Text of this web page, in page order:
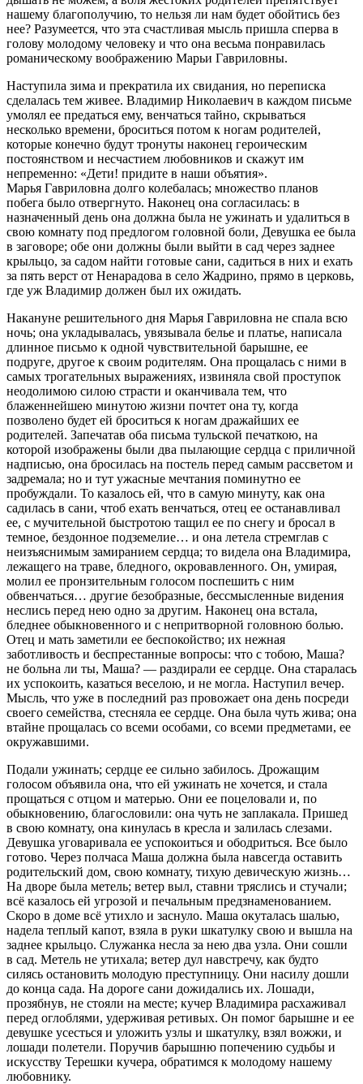
нашему благополучию, то нельзя ли нам будет обойтись без
нее? Разумеется, что эта счастливая мысль пришла сперва в
голову молодому человеку и что она весьма понравилась
романическому воображению Марьи Гавриловны.
Наступила зима и прекратила их свидания, но переписка
сделалась тем живее. Владимир Николаевич в каждом письме
умолял ее предаться ему, венчаться тайно, скрываться
несколько времени, броситься потом к ногам родителей,
которые конечно будут тронуты наконец героическим
постоянством и несчастием любовников и скажут им
непременно: «Дети! придите в наши объятия».
Марья Гавриловна долго колебалась; множество планов
побега было отвергнуто. Наконец она согласилась: в
назначенный день она должна была не ужинать и удалиться в
свою комнату под предлогом головной боли, Девушка ее была
в заговоре; обе они должны были выйти в сад через заднее
крыльцо, за садом найти готовые сани, садиться в них и ехать
за пять верст от Ненарадова в село Жадрино, прямо в церковь,
где уж Владимир должен был их ожидать.
Накануне решительного дня Марья Гавриловна не спала всю
ночь; она укладывалась, увязывала белье и платье, написала
длинное письмо к одной чувствительной барышне, ее
подруге, другое к своим родителям. Она прощалась с ними в
самых трогательных выражениях, извиняла свой проступок
неодолимою силою страсти и оканчивала тем, что
блаженнейшею минутою жизни почтет она ту, когда
позволено будет ей броситься к ногам дражайших ее
родителей. Запечатав оба письма тульской печаткою, на
которой изображены были два пылающие сердца с приличной
надписью, она бросилась на постель перед самым рассветом и
задремала; но и тут ужасные мечтания поминутно ее
пробуждали. То казалось ей, что в самую минуту, как она
садилась в сани, чтоб ехать венчаться, отец ее останавливал
ее, с мучительной быстротою тащил ее по снегу и бросал в
темное, бездонное подземелие… и она летела стремглав с
неизъяснимым замиранием сердца; то видела она Владимира,
лежащего на траве, бледного, окровавленного. Он, умирая,
молил ее пронзительным голосом поспешить с ним
обвенчаться… другие безобразные, бессмысленные видения
неслись перед нею одно за другим. Наконец она встала,
бледнее обыкновенного и с непритворной головною болью.
Отец и мать заметили ее беспокойство; их нежная
заботливость и беспрестанные вопросы: что с тобою, Маша?
не больна ли ты, Маша? — раздирали ее сердце. Она старалась
их успокоить, казаться веселою, и не могла. Наступил вечер.
Мысль, что уже в последний раз провожает она день посреди
своего семейства, стесняла ее сердце. Она была чуть жива; она
втайне прощалась со всеми особами, со всеми предметами, ее
окружавшими.
Подали ужинать; сердце ее сильно забилось. Дрожащим
голосом объявила она, что ей ужинать не хочется, и стала
прощаться с отцом и матерью. Они ее поцеловали и, по
обыкновению, благословили: она чуть не заплакала. Пришед
в свою комнату, она кинулась в кресла и залилась слезами.
Девушка уговаривала ее успокоиться и ободриться. Все было
готово. Через полчаса Маша должна была навсегда оставить
родительский дом, свою комнату, тихую девическую жизнь…
На дворе была метель; ветер выл, ставни тряслись и стучали;
всё казалось ей угрозой и печальным предзнаменованием.
Скоро в доме всё утихло и заснуло. Маша окуталась шалью,
надела теплый капот, взяла в руки шкатулку свою и вышла на
заднее крыльцо. Служанка несла за нею два узла. Они сошли
в сад. Метель не утихала; ветер дул навстречу, как будто
силясь остановить молодую преступницу. Они насилу дошли
до конца сада. На дороге сани дожидались их. Лошади,
прозябнув, не стояли на месте; кучер Владимира расхаживал
перед оглоблями, удерживая ретивых. Он помог барышне и ее
девушке усесться и уложить узлы и шкатулку, взял вожжи, и
лошади полетели. Поручив барышню попечению судьбы и
искусству Терешки кучера, обратимся к молодому нашему
любовнику.